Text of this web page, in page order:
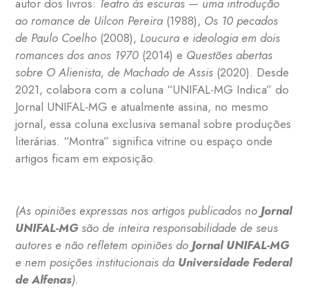
autor dos livros: Teatro às escuras — uma introdução
ao romance de Uilcon Pereira (1988), Os 10 pecados
de Paulo Coelho (2008), Loucura e ideologia em dois
romances dos anos 1970 (2014) e Questões abertas
sobre O Alienista, de Machado de Assis (2020). Desde
2021, colabora com a coluna “UNIFAL-MG Indica” do
Jornal UNIFAL-MG e atualmente assina, no mesmo
jornal, essa coluna exclusiva semanal sobre produções
literárias. “Montra” significa vitrine ou espaço onde
artigos ficam em exposição.
(As opiniões expressas nos artigos publicados no Jornal
UNIFAL-MGsão de inteira responsabilidade de seus
autores e não refletem opiniões do Jornal UNIFAL-MG
e nem posições institucionais da Universidade Federal
de Alfenas).